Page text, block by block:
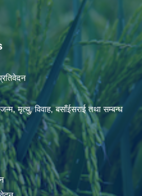
मृत्यु, विवाह, बसाँईसराई तथा सम्बन्ध